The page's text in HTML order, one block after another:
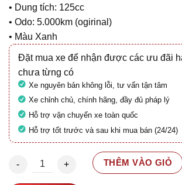
• Dung tích: 125cc
• Odo: 5.000km (ogirinal)
• Màu Xanh
Đặt mua xe để nhận được các ưu đãi
chưa từng có
Xe nguyên bản không lỗi, tư vấn tận tâm
Xe chỉnh chủ, chính hãng, đầy đủ pháp lý
Hỗ trợ vận chuyển xe toàn quốc
Hỗ trợ tốt trước và sau khi mua bán (24/24)
Vespa Sprint S125 ABS 2023 (Lăn bánh
THÊM VÀO GIỎ